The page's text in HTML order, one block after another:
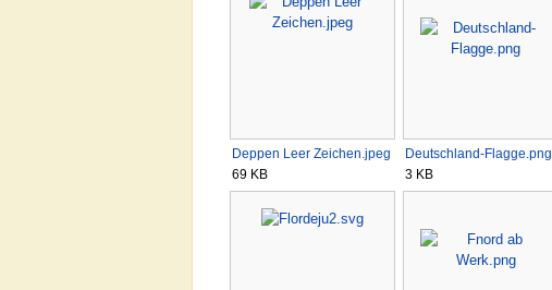
Deppen Leer Zeichen.jpeg
69 KB
Deutschland-Flagge.png
3 KB